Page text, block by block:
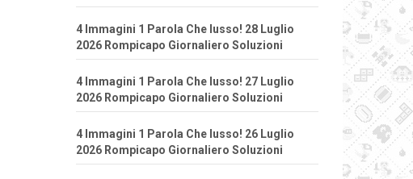
4 Immagini 1 Parola Che lusso! 28 Luglio
2026 Rompicapo Giornaliero Soluzioni
4 Immagini 1 Parola Che lusso! 27 Luglio
2026 Rompicapo Giornaliero Soluzioni
4 Immagini 1 Parola Che lusso! 26 Luglio
2026 Rompicapo Giornaliero Soluzioni